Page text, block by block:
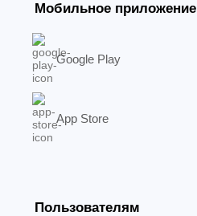
Мобильное приложение
Google Play
App Store
Пользователям